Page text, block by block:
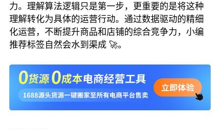
力。理解算法逻辑只是第一步，更重要的是将这种
理解转化为具体的运营行动。通过数据驱动的精细
化运营，不断提升商品和店铺的综合竞争力，小编
推荐标签自然会水到渠成 🚀。